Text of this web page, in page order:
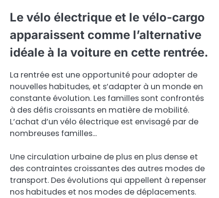
Le vélo électrique et le vélo-cargo
apparaissent comme l’alternative
idéale à la voiture en cette rentrée.
La rentrée est une opportunité pour adopter de
nouvelles habitudes, et s’adapter à un monde en
constante évolution. Les familles sont confrontés
à des défis croissants en matière de mobilité.
L’achat d’un vélo électrique est envisagé par de
nombreuses familles…
Une circulation urbaine de plus en plus dense et
des contraintes croissantes des autres modes de
transport. Des évolutions qui appellent à repenser
nos habitudes et nos modes de déplacements.